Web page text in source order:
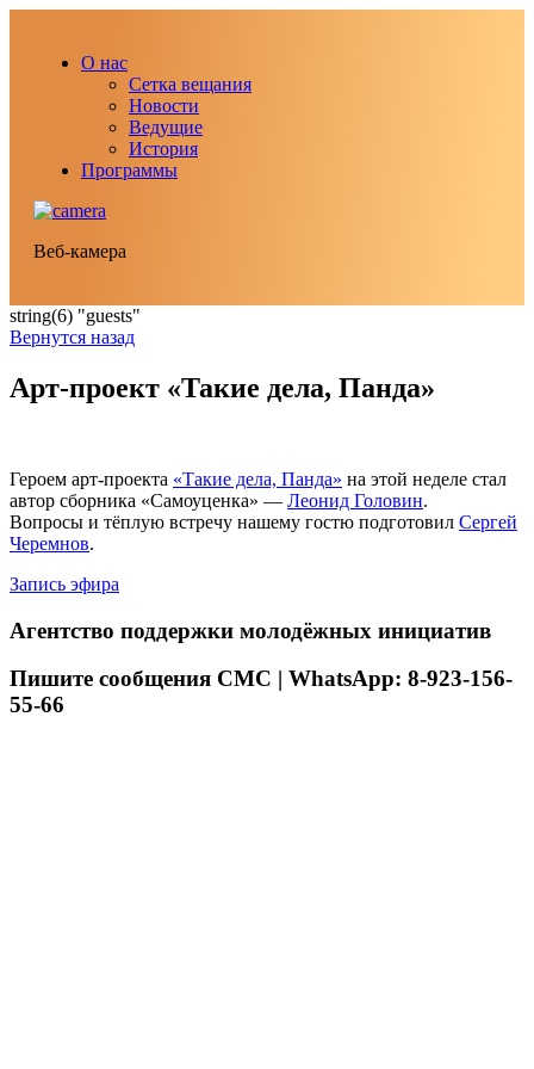
О нас
Сетка вещания
Новости
Ведущие
История
Программы
Веб-камера
string(6) "guests"
Вернутся назад
Арт-проект «Такие дела, Панда»
Героем арт-проекта «Такие дела, Панда» на этой неделе стал
автор сборника «Самоуценка» — Леонид Головин.
Вопросы и тёплую встречу нашему гостю подготовил Сергей
Черемнов.
Запись эфира
Агентство поддержки молодёжных инициатив
Пишите сообщения СМС | WhatsApp: 8-923-156-
55-66